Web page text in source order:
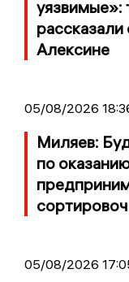
уязвимые»:
рассказали
Алексине
05/08/2026
Миляев:
по
05/08/2026